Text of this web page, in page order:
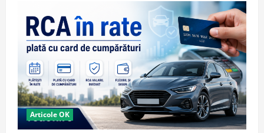
Articole OK